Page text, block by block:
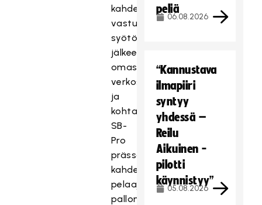
kahden
vastustajan
syötön
jälkeen
omasta
verkosta,
ja
kohta
SB-
Pro
prässäsi
kahdella
pelaajalla
pallon
peliä
06.08.2026
“Kannustava
ilmapiiri
syntyy
yhdessä –
Reilu
Aikuinen -
pilotti
käynnistyy”
05.08.2026